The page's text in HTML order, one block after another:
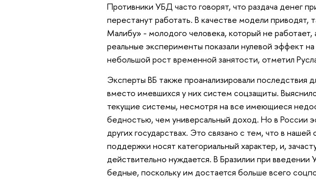
Противники УБД часто говорят, что раздача денег
перестанут работать. В качестве модели приводят,
Малибу» - молодого человека, который не
реальные эксперименты показали нулевой эффект
небольшой рост временной занятости, отметил
Эксперты ВБ также проанализировали последствия
вместо имевшихся у них систем соцзащиты.
текущие системы, несмотря на все имеющиеся
бедностью, чем универсальный доход. Но в России
других государствах. Это связано с тем, что в
поддержки носят категориальный характер, и,
действительно нуждается. В Бразилии при
бедные, поскольку им достается больше всего